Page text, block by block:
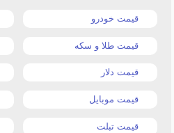
قیمت خودرو
قیمت طلا و سکه
قیمت دلار
قیمت موبایل
قیمت تبلت